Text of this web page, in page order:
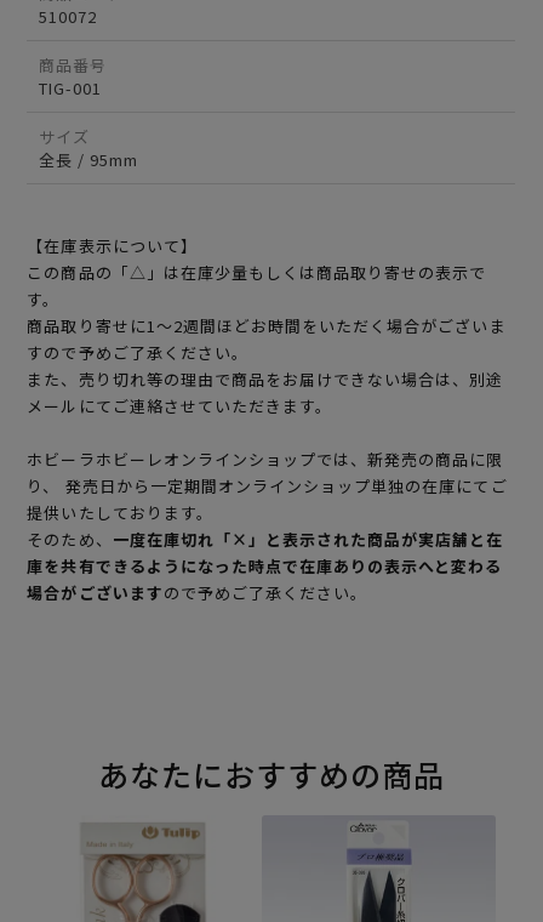
510072
商品番号
TIG-001
サイズ
全長 / 95mm
【在庫表示について】
この商品の「△」は在庫少量もしくは商品取り寄せの表示で
す。
商品取り寄せに1～2週間ほどお時間をいただく場合がございま
すので予めご了承ください。
また、売り切れ等の理由で商品をお届けできない場合は、別途
メールにてご連絡させていただきます。
ホビーラホビーレオンラインショップでは、新発売の商品に限
り、 発売日から一定期間オンラインショップ単独の在庫にてご
提供いたしております。
そのため、 一度在庫切れ「×」と表示された商品が実店舗と在
庫を共有できるようになった時点で在庫ありの表示へと変わる
場合がございますので予めご了承ください。
あなたにおすすめの商品